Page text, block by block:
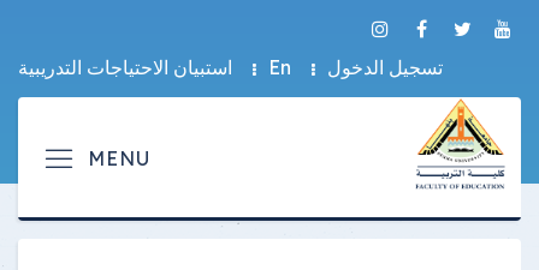
تسجيل الدخول En استبيان الاحتياجات التدريبية